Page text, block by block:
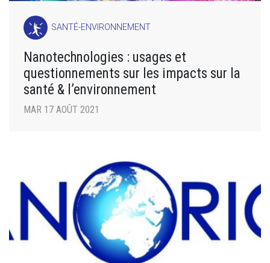
SANTÉ-ENVIRONNEMENT
Nanotechnologies : usages et
questionnements sur les impacts sur la
santé & l’environnement
MAR 17 AOÛT 2021